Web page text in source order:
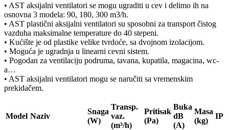
• AST aksijalni ventilatori se mogu ugraditi u cev i delimo ih na
osnovna 3 modela: 90, 180, 300 m3/h.
• AST plastični aksijalni ventilatori su sposobni za transport čistog
vazduha maksimalne temperature do 40 stepeni.
• Kućište je od plastike velike tvrdoće, sa dvojnom izolacijom.
• Moguća je ugradnja u linearni cevni sistem.
• Pogodan za ventilaciju podruma, tavana, kupatila, magacina, wc-
a…
• AST aksijalni ventilatori mogu se naručiti sa vremenskim
prekidačem.
Model Naziv
Snaga
(W)
Transp.
vaz.
(m³/h)
Pritisak
(Pa)
Buka
dB
(A)
Masa
(kg)
IP